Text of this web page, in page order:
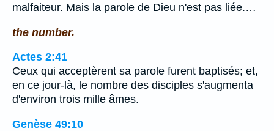
malfaiteur. Mais la parole de Dieu n'est pas liée.…
the number.
Actes 2:41
Ceux qui acceptèrent sa parole furent baptisés; et,
en ce jour-là, le nombre des disciples s'augmenta
d'environ trois mille âmes.
Genèse 49:10